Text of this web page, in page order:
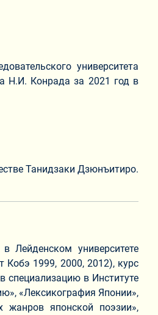
университета
Н.И. Конрада за 2021 год в
Танидзаки Дзюнъитиро.
Лейденском университете
Кобэ 1999, 2000, 2012), курс
специализацию в Институте
«Лексикография Японии»,
жанров японской поэзии»,